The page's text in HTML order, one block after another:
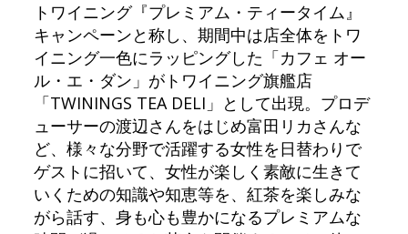
トワイニング『プレミアム・ティータイム』
キャンペーンと称し、期間中は店全体をトワ
イニング一色にラッピングした「カフェ オー
ル・エ・ダン」がトワイニング旗艦店
「TWININGS TEA DELI」として出現。プロデ
ューサーの渡辺さんをはじめ富田リカさんな
ど、様々な分野で活躍する女性を日替わりで
ゲストに招いて、女性が楽しく素敵に生きて
いくための知識や知恵等を、紅茶を楽しみな
がら話す、身も心も豊かになるプレミアムな